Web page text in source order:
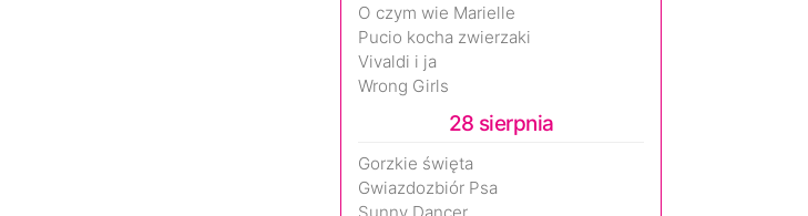
O czym wie Marielle
Pucio kocha zwierzaki
Vivaldi i ja
Wrong Girls
28 sierpnia
Gorzkie święta
Gwiazdozbiór Psa
Sunny Dancer